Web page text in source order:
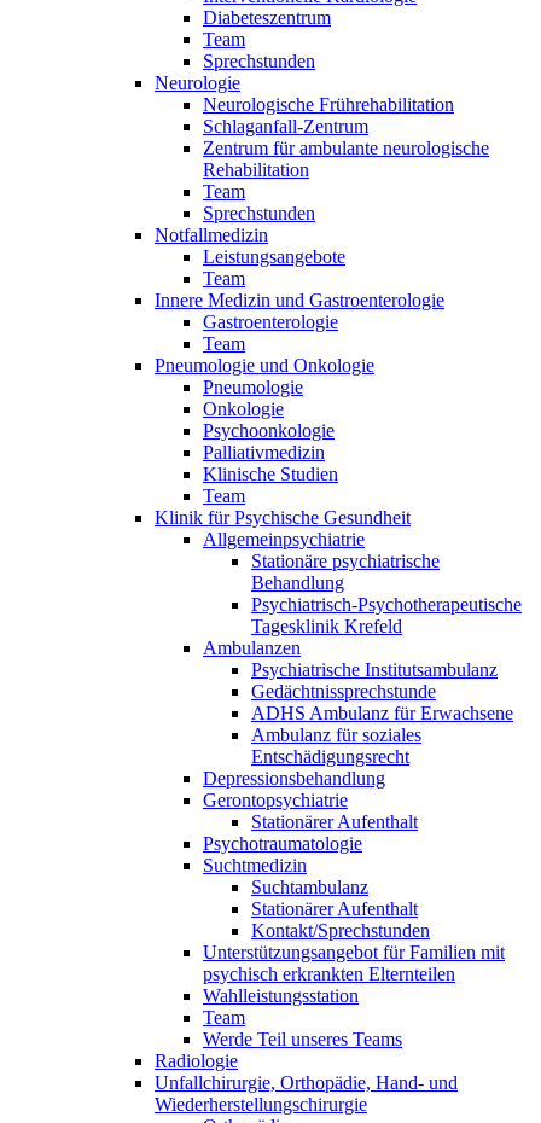
Diabeteszentrum
Team
Sprechstunden
Neurologie
Neurologische Frührehabilitation
Schlaganfall-Zentrum
Zentrum für ambulante neurologische
Rehabilitation
Team
Sprechstunden
Notfallmedizin
Leistungsangebote
Team
Innere Medizin und Gastroenterologie
Gastroenterologie
Team
Pneumologie und Onkologie
Pneumologie
Onkologie
Psychoonkologie
Palliativmedizin
Klinische Studien
Team
Klinik für Psychische Gesundheit
Allgemeinpsychiatrie
Stationäre psychiatrische
Behandlung
Psychiatrisch-Psychotherapeutische
Tagesklinik Krefeld
Ambulanzen
Psychiatrische Institutsambulanz
Gedächtnissprechstunde
ADHS Ambulanz für Erwachsene
Ambulanz für soziales
Entschädigungsrecht
Depressionsbehandlung
Gerontopsychiatrie
Stationärer Aufenthalt
Psychotraumatologie
Suchtmedizin
Suchtambulanz
Stationärer Aufenthalt
Kontakt/Sprechstunden
Unterstützungsangebot für Familien mit
psychisch erkrankten Elternteilen
Wahlleistungsstation
Team
Werde Teil unseres Teams
Radiologie
Unfallchirurgie, Orthopädie, Hand- und
Wiederherstellungschirurgie